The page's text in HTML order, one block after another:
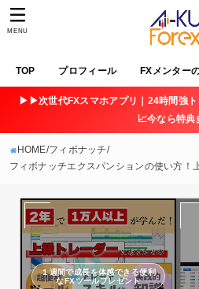
TOP プロフィール FXメンター
MENU
▶▶次世代FXスマホアプリ｜24時間強
📈今なら特典
HOME フィボナッチ
フィボナッチエクスパンションの使い方！
１週間で成長を体感できる便利
なFXツールプレゼント